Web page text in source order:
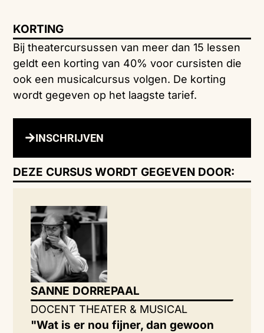
KORTING
Bij theatercursussen van meer dan 15 lessen
geldt een korting van 40% voor cursisten die
ook een musicalcursus volgen. De korting
wordt gegeven op het laagste tarief.
INSCHRIJVEN
DEZE CURSUS WORDT GEGEVEN DOOR:
SANNE DORREPAAL
DOCENT THEATER & MUSICAL
"Wat is er nou fijner, dan gewoon